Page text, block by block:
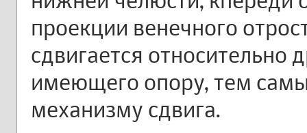
проекции венечного
сдвигается относительно
имеющего опору, тем
механизму сдвига.